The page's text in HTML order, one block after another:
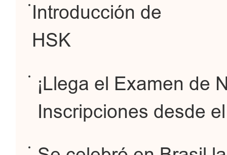
Introducción de
HSK
¡Llega el Examen de
Inscripciones desde